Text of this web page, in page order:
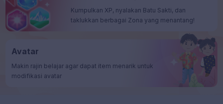
Kumpulkan XP, nyalakan Batu Sakti, dan
taklukkan berbagai Zona yang menantang!
Avatar
Makin rajin belajar agar dapat item menarik untuk
modifikasi avatar